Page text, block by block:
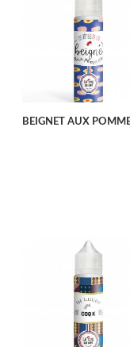
BEIGNET AUX